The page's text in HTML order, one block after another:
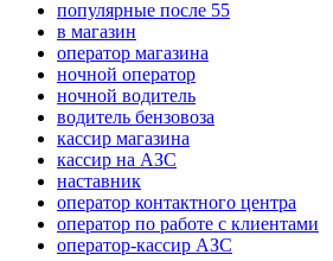
популярные после 55
в магазин
оператор магазина
ночной оператор
ночной водитель
водитель бензовоза
кассир магазина
кассир на АЗС
наставник
оператор контактного центра
оператор по работе с клиентами
оператор-кассир АЗС